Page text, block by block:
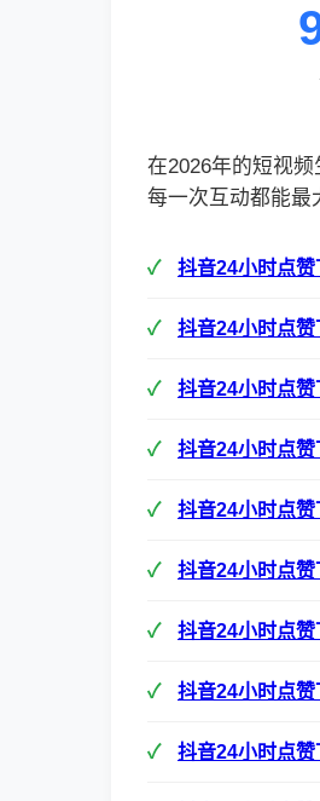
在2026年的短视
每一次互动都能最
抖音24小时点赞
抖音24小时点赞
抖音24小时点赞
抖音24小时点赞
抖音24小时点赞
抖音24小时点赞
抖音24小时点赞
抖音24小时点赞
抖音24小时点赞